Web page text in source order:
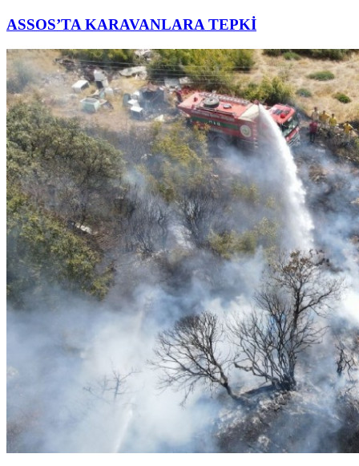
ASSOS’TA KARAVANLARA TEPKİ